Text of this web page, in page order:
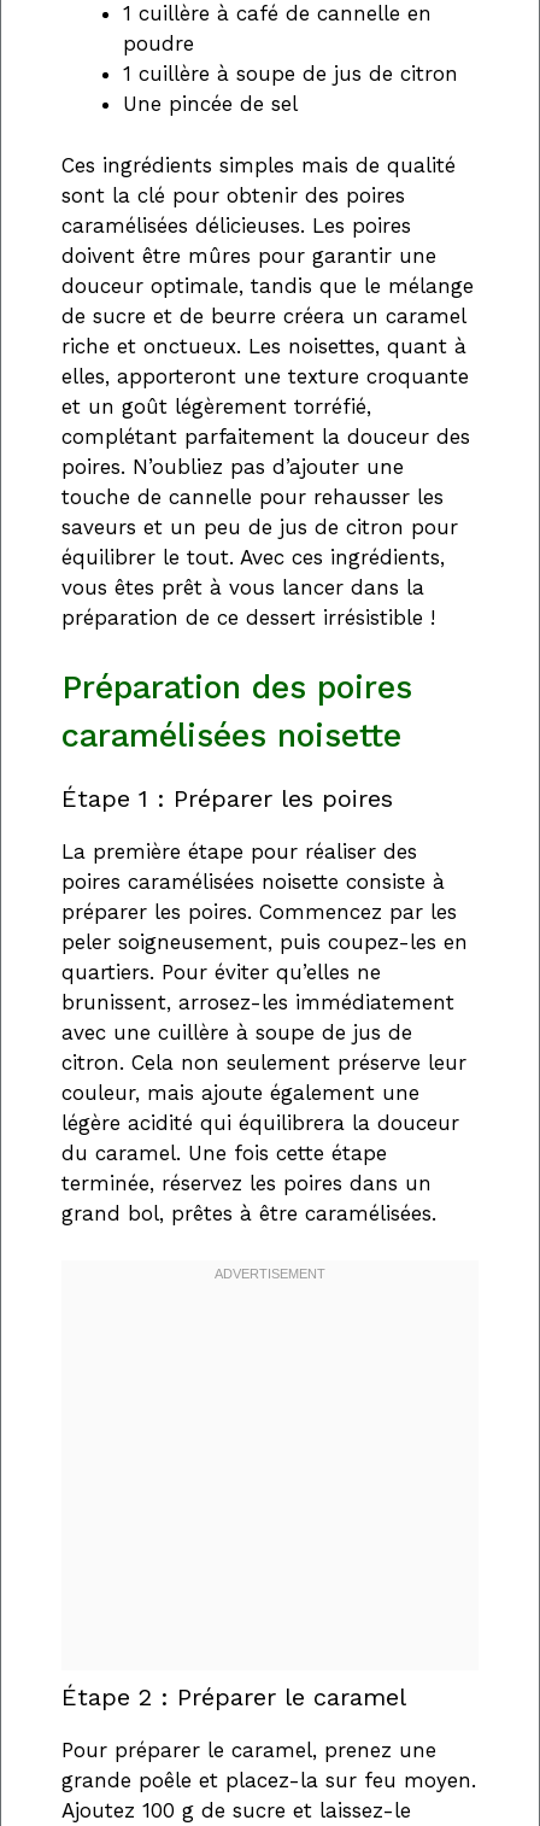
1 cuillère à café de cannelle en
poudre
1 cuillère à soupe de jus de citron
Une pincée de sel
Ces ingrédients simples mais de qualité
sont la clé pour obtenir des poires
caramélisées délicieuses. Les poires
doivent être mûres pour garantir une
douceur optimale, tandis que le mélange
de sucre et de beurre créera un caramel
riche et onctueux. Les noisettes, quant à
elles, apporteront une texture croquante
et un goût légèrement torréfié,
complétant parfaitement la douceur des
poires. N’oubliez pas d’ajouter une
touche de cannelle pour rehausser les
saveurs et un peu de jus de citron pour
équilibrer le tout. Avec ces ingrédients,
vous êtes prêt à vous lancer dans la
préparation de ce dessert irrésistible !
Préparation des poires
caramélisées noisette
Étape 1 : Préparer les poires
La première étape pour réaliser des
poires caramélisées noisette consiste à
préparer les poires. Commencez par les
peler soigneusement, puis coupez-les en
quartiers. Pour éviter qu’elles ne
brunissent, arrosez-les immédiatement
avec une cuillère à soupe de jus de
citron. Cela non seulement préserve leur
couleur, mais ajoute également une
légère acidité qui équilibrera la douceur
du caramel. Une fois cette étape
terminée, réservez les poires dans un
grand bol, prêtes à être caramélisées.
Étape 2 : Préparer le caramel
Pour préparer le caramel, prenez une
grande poêle et placez-la sur feu moyen.
Ajoutez 100 g de sucre et laissez-le